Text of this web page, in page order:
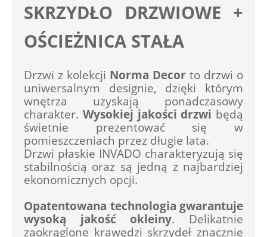
SKRZYDŁO DRZWIOWE +
OŚCIEŻNICA STAŁA
Drzwi z kolekcji Norma Decor to drzwi o
uniwersalnym designie, dzięki którym
wnętrza uzyskają ponadczasowy
charakter. Wysokiej jakości drzwi będą
świetnie prezentować się w
pomieszczeniach przez długie lata.
Drzwi płaskie INVADO charakteryzują się
stabilnością oraz są jedną z najbardziej
ekonomicznych opcji.
Opatentowana technologia gwarantuje
wysoką jakość okleiny. Delikatnie